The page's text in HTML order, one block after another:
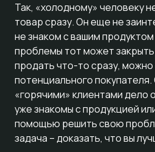
Так, «холодному» человеку
товар сразу. Он еще не
не знаком с вашим продуктом
проблемы тот может
продать что-то сразу,
потенциального
«горячими» клиентами дело
уже знакомы с продукцией
помощью решить свою
задача – доказать, что вы